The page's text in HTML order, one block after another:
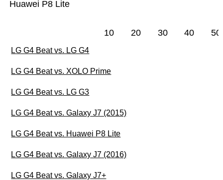
Huawei P8 Lite
10 20 30 40 50
LG G4 Beat vs. LG G4
LG G4 Beat vs. XOLO Prime
LG G4 Beat vs. LG G3
LG G4 Beat vs. Galaxy J7 (2015)
LG G4 Beat vs. Huawei P8 Lite
LG G4 Beat vs. Galaxy J7 (2016)
LG G4 Beat vs. Galaxy J7+